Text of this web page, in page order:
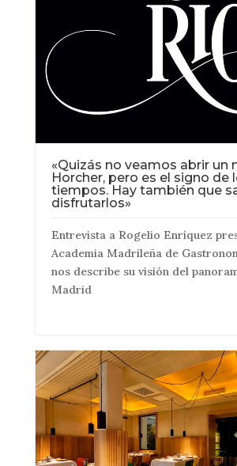
«Quizás no veamos abrir un
Horcher, pero es el signo de
tiempos. Hay también que
disfrutarlos»
Entrevista a Rogelio Enríquez
Academia Madrileña de
nos describe su visión del
Madrid